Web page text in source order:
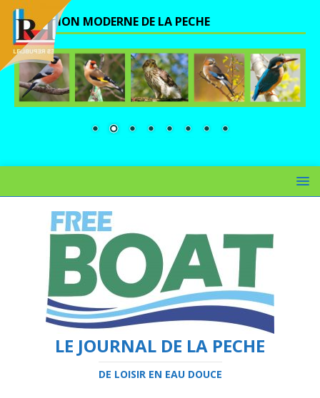
UNE VISION MODERNE DE LA PECHE
LE JOURNAL DE LA PECHE
DE LOISIR EN EAU DOUCE